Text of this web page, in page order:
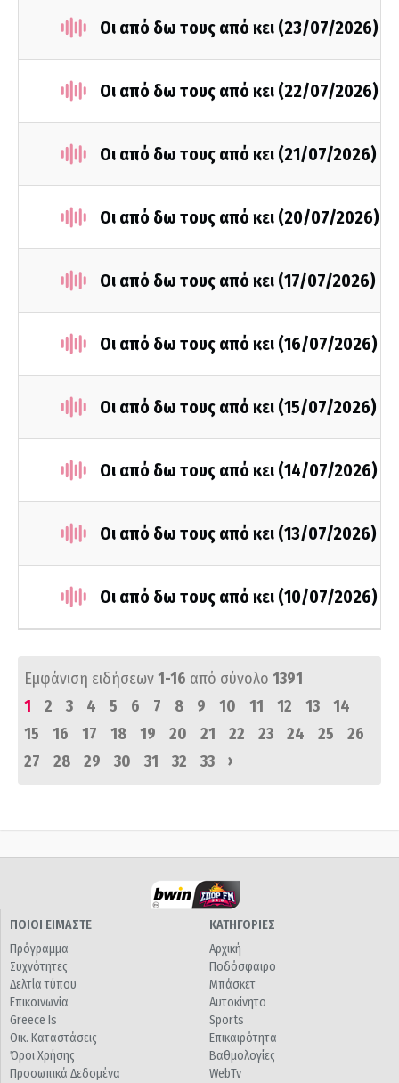
Οι από δω τους από κει (23/07/2026)
Οι από δω τους από κει (22/07/2026)
Οι από δω τους από κει (21/07/2026)
Οι από δω τους από κει (20/07/2026)
Οι από δω τους από κει (17/07/2026)
Οι από δω τους από κει (16/07/2026)
Οι από δω τους από κει (15/07/2026)
Οι από δω τους από κει (14/07/2026)
Οι από δω τους από κει (13/07/2026)
Οι από δω τους από κει (10/07/2026)
Εμφάνιση ειδήσεων1-16 από σύνολο 1391
1
2 3 4 5 6 7 8 9 10 11 12 13
14
15
16 17 18 19 20 21 22 23 24 25
26
27
28 29 30 31 32 33 ›
ΠΟΙΟΙ ΕΙΜΑΣΤΕ
Πρόγραμμα
Συχνότητες
Δελτία τύπου
Επικοινωνία
Greece Is
Οικ. Καταστάσεις
Όροι Χρήσης
Προσωπικά Δεδομένα
ΚΑΤΗΓΟΡΙΕΣ
Αρχική
Ποδόσφαιρο
Μπάσκετ
Αυτοκίνητο
Sports
Επικαιρότητα
Βαθμολογίες
WebTv